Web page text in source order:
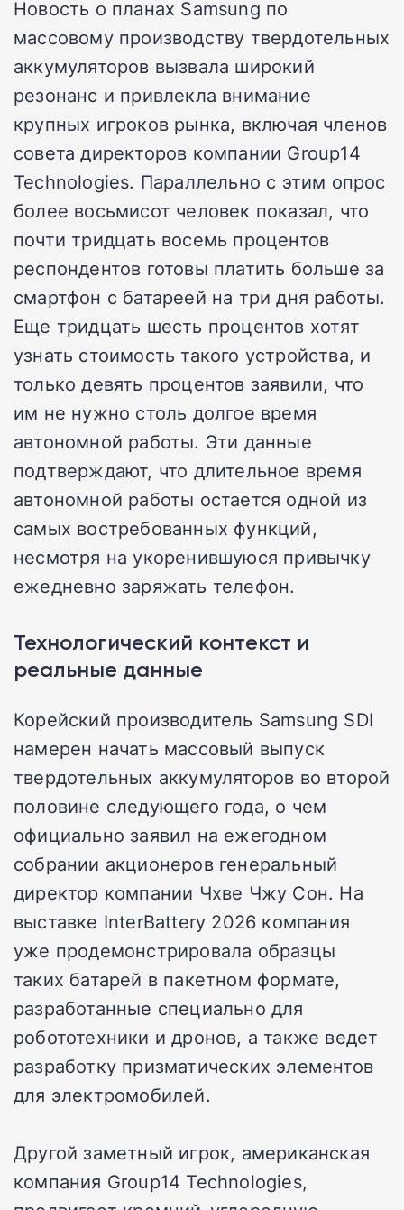
Новость о планах Samsung по
массовому производству твердотельных
аккумуляторов вызвала широкий
резонанс и привлекла внимание
крупных игроков рынка, включая членов
совета директоров компании Group14
Technologies. Параллельно с этим опрос
более восьмисот человек показал, что
почти тридцать восемь процентов
респондентов готовы платить больше за
смартфон с батареей на три дня работы.
Еще тридцать шесть процентов хотят
узнать стоимость такого устройства, и
только девять процентов заявили, что
им не нужно столь долгое время
автономной работы. Эти данные
подтверждают, что длительное время
автономной работы остается одной из
самых востребованных функций,
несмотря на укоренившуюся привычку
ежедневно заряжать телефон.
Технологический контекст и
реальные данные
Корейский производитель Samsung SDI
намерен начать массовый выпуск
твердотельных аккумуляторов во второй
половине следующего года, о чем
официально заявил на ежегодном
собрании акционеров генеральный
директор компании Чхве Чжу Сон. На
выставке InterBattery 2026 компания
уже продемонстрировала образцы
таких батарей в пакетном формате,
разработанные специально для
робототехники и дронов, а также ведет
разработку призматических элементов
для электромобилей.
Другой заметный игрок, американская
компания Group14 Technologies,